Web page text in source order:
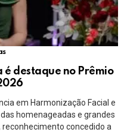
é destaque no Prêmio
em Harmonização Facial e
homenageadas e grandes
concedido a